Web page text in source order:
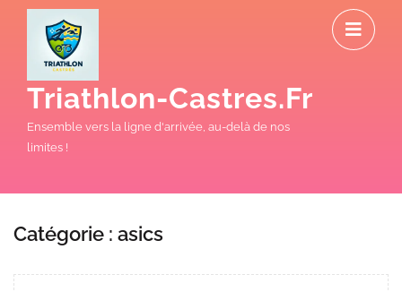
Triathlon-Castres.fr
Ensemble vers la ligne d'arrivée, au-delà de nos
limites !
Catégorie : asics